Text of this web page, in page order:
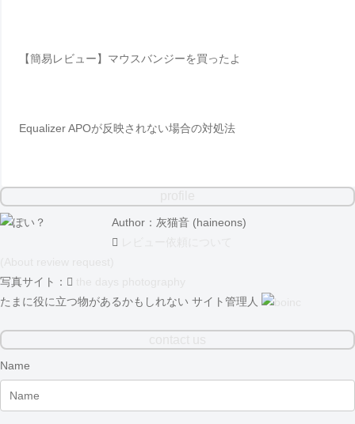
【簡易レビュー】マウスバンジーを買ったよ
Equalizer APOが反映されない場合の対処法
Author：灰猫音 (haineons)
写真サイト：
たまに役に立つ物があるかもしれない サイト管理人
Name